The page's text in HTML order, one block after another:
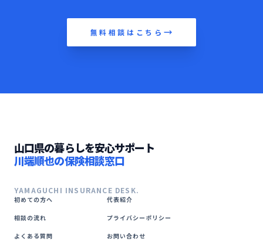
無料相談はこちら
山口県の暮らしを安心サポート
川端順也の保険相談窓口
YAMAGUCHI INSURANCE DESK.
初めての方へ
相談の流れ
よくある質問
代表紹介
プライバシーポリシー
お問い合わせ